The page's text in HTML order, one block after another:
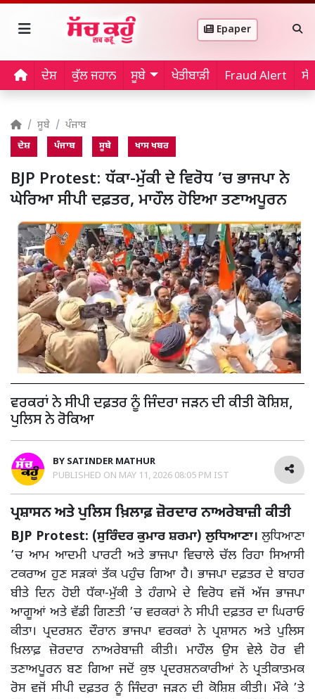
Epaper
ਦੇਸ਼ ਕੁੱਲ ਜਹਾਨ ਸੂਬੇ ਖੇਤੀਬਾੜੀ Fraud Alert
ਸੂਬੇ ਪੰਜਾਬ
ਦੇਸ਼ ਪੰਜਾਬ ਸੂਬੇ ਖਾਸ ਖਬਰ
BJP Protest: ਧੱਕਾ-ਮੁੱਕੀ ਦੇ ਵਿਰੋਧ ’ਚ ਭਾਜਪਾ ਨੇ
ਘੇਰਿਆ ਸੀਪੀ ਦਫ਼ਤਰ, ਮਾਹੌਲ ਹੋਇਆ ਤਣਾਅਪੂਰਨ
ਵਰਕਰਾਂ ਨੇ ਸੀਪੀ ਦਫ਼ਤਰ ਨੂੰ ਜਿੰਦਰਾ ਜੜਨ ਦੀ ਕੀਤੀ ਕੋਸ਼ਿਸ਼,
ਪੁਲਿਸ ਨੇ ਰੋਕਿਆ
BY SATINDER MATHUR
PUBLISHED ON MAY 11, 2026 08:05 PM IST
ਪ੍ਰਸ਼ਾਸਨ ਅਤੇ ਪੁਲਿਸ ਖ਼ਿਲਾਫ਼ ਜ਼ੋਰਦਾਰ ਨਾਅਰੇਬਾਜ਼ੀ ਕੀਤੀ
BJP Protest: (ਸੁਰਿੰਦਰ ਕੁਮਾਰ ਸ਼ਰਮਾ) ਲੁਧਿਆਣਾ। ਲੁਧਿਆਣਾ
’ਚ ਆਮ ਆਦਮੀ ਪਾਰਟੀ ਅਤੇ ਭਾਜਪਾ ਵਿਚਾਲੇ ਚੱਲ ਰਿਹਾ ਸਿਆਸੀ
ਟਕਰਾਅ ਹੁਣ ਸੜਕਾਂ ਤੱਕ ਪਹੁੰਚ ਗਿਆ ਹੈ। ਭਾਜਪਾ ਦਫ਼ਤਰ ਦੇ ਬਾਹਰ
ਬੀਤੇ ਦਿਨ ਹੋਈ ਧੱਕਾ-ਮੁੱਕੀ ਤੇ ਹੰਗਾਮੇ ਦੇ ਵਿਰੋਧ ਵਜੋਂ ਅੱਜ ਭਾਜਪਾ
ਆਗੂਆਂ ਅਤੇ ਵੱਡੀ ਗਿਣਤੀ ’ਚ ਵਰਕਰਾਂ ਨੇ ਸੀਪੀ ਦਫ਼ਤਰ ਦਾ ਘਿਰਾਓ
ਕੀਤਾ। ਪ੍ਰਦਰਸ਼ਨ ਦੌਰਾਨ ਭਾਜਪਾ ਵਰਕਰਾਂ ਨੇ ਪ੍ਰਸ਼ਾਸਨ ਅਤੇ ਪੁਲਿਸ
ਖ਼ਿਲਾਫ਼ ਜ਼ੋਰਦਾਰ ਨਾਅਰੇਬਾਜ਼ੀ ਕੀਤੀ। ਮਾਹੌਲ ਉਸ ਵੇਲੇ ਹੋਰ ਵੀ
ਤਣਾਅਪੂਰਨ ਬਣ ਗਿਆ ਜਦੋਂ ਕੁਝ ਪ੍ਰਦਰਸ਼ਨਕਾਰੀਆਂ ਨੇ ਪ੍ਰਤੀਕਾਤਮਕ
ਰੋਸ ਵਜੋਂ ਸੀਪੀ ਦਫ਼ਤਰ ਨੂੰ ਜਿੰਦਰਾ ਜੜਨ ਦੀ ਕੋਸ਼ਿਸ਼ ਕੀਤੀ। ਮੌਕੇ ’ਤੇ